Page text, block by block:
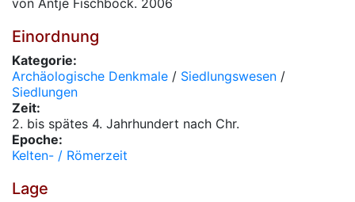
von Antje Fischbock. 2006
Einordnung
Kategorie:
Archäologische Denkmale / Siedlungswesen /
Siedlungen
Zeit:
2. bis spätes 4. Jahrhundert nach Chr.
Epoche:
Kelten- / Römerzeit
Lage